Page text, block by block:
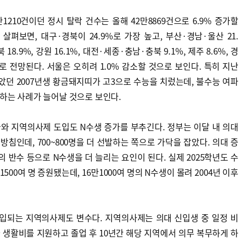
건이던 정시 탈락 건수는 올해 42만8869건으로 6.9% 증가할
펴보면, 대구·경북이 24.9%로 가장 높고, 부산·경남·울산 21.
18.9%, 강원 16.1%, 대전·세종·충남·충북 9.1%, 제주 8.6%, 경
전망된다. 서울은 오히려 1.0% 감소할 것으로 보인다. 특히 지난
던 2007년생 황금돼지띠가 고3으로 수능을 치렀는데, 불수능 여파
는 사례가 늘어날 것으로 보인다.
지역의사제 도입도 N수생 증가를 부추긴다. 정부는 이달 내 의대
침인데, 700~800명을 더 선발하는 쪽으로 가닥을 잡았다. 의대 증
반수 등으로 N수생을 더 늘리는 요인이 된다. 실제 2025학년도 수
여 명 증원됐는데, 16만1000여 명의 N수생이 몰려 2004년 이후
되는 지역의사제도 변수다. 지역의사제는 의대 신입생 중 일정 비
활비를 지원하고 졸업 후 10년간 해당 지역에서 의무 복무하게 하